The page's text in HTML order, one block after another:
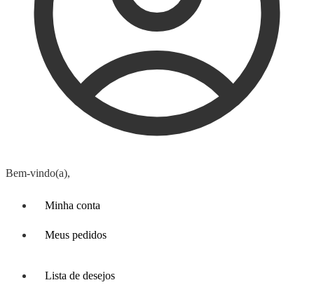
Bem-vindo(a),
Minha conta
Meus pedidos
Lista de desejos